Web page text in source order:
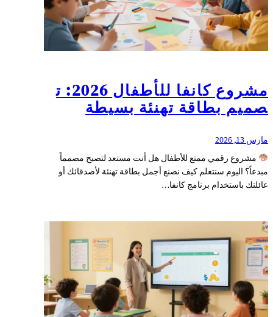
مشروع كانفا للأطفال 2026: ت
صميم بطاقة تهنئة بسيطة
مارس 13, 2026
مشروع رقمي ممتع للأطفال هل أنت مستعد لتصبح مصمماً
مبدعاً؟ اليوم سنتعلم كيف نصنع أجمل بطاقة تهنئة لأصدقائك أو
عائلتك باستخدام برنامج كانفا…